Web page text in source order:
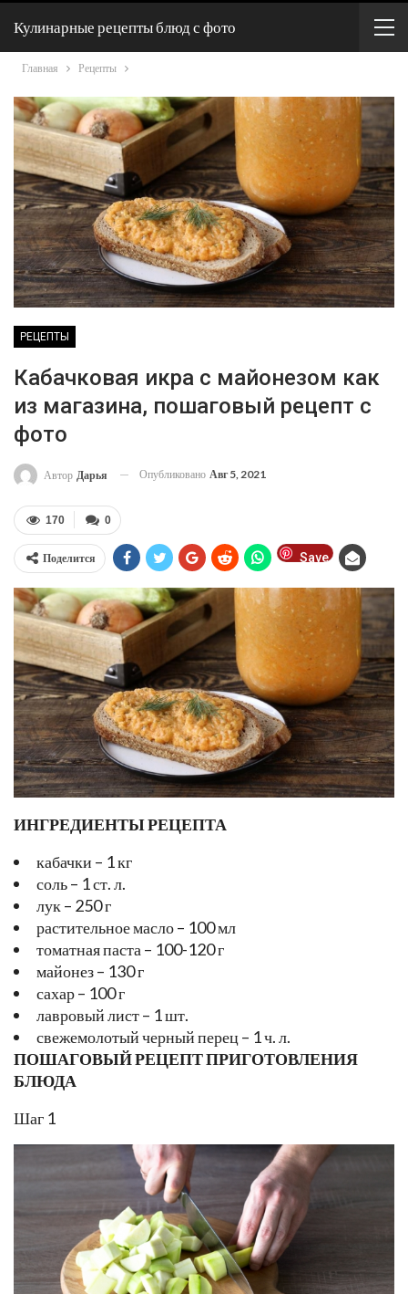
Кулинарные рецепты блюд с фото
Главная Рецепты
РЕЦЕПТЫ
Кабачковая икра с майонезом как
из магазина, пошаговый рецепт с
фото
Автор Дарья Опубликовано Авг 5, 2021
0
170
Поделится Save
ИНГРЕДИЕНТЫ РЕЦЕПТА
кабачки – 1 кг
соль – 1 ст. л.
лук – 250 г
растительное масло – 100 мл
томатная паста – 100-120 г
майонез – 130 г
сахар – 100 г
лавровый лист – 1 шт.
свежемолотый черный перец – 1 ч. л.
ПОШАГОВЫЙ РЕЦЕПТ ПРИГОТОВЛЕНИЯ
БЛЮДА
Шаг 1